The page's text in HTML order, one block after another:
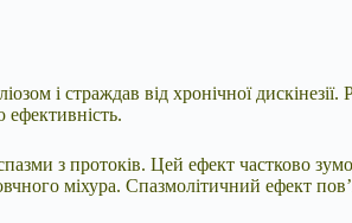
і страждав від хронічної
з протоків. Цей ефект частково
міхура. Спазмолітичний ефект